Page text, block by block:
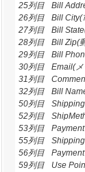
25列目
Bill
26列目
Bill City(
27列目
Bill
28列目
Bill Zip(
29列目
Bill
30列目
Email(
31列目
32列目
Bill
50列目
52列目
53列目
55列目
56列目
59列目
Use